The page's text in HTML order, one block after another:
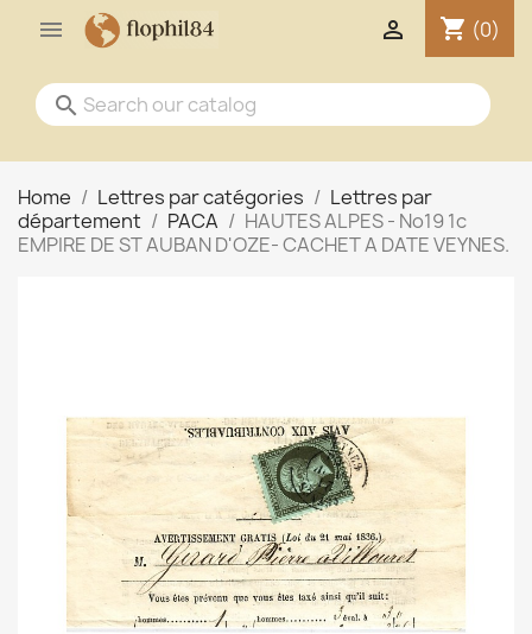
 shopping_cart (0)

search
Home Lettres par catégories
Lettres par
département
PACA
HAUTES ALPES - No19 1c
EMPIRE DE ST AUBAN D'OZE- CACHET A DATE VEYNES.